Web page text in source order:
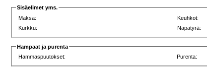
Sisäelimet yms.
Maksa:
Keuhkot:
Kurkku:
Napatyrä:
Hampaat ja purenta
Hammaspuutokset:
Purenta: